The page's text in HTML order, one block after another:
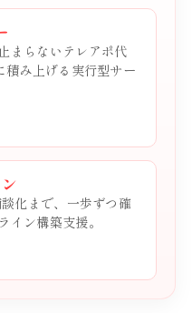
まらないテレアポ代
積み上げる実行型サー
化まで、一歩ずつ確
イン構築支援。